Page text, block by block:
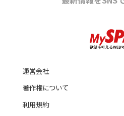
運営会社
著作権について
利用規約